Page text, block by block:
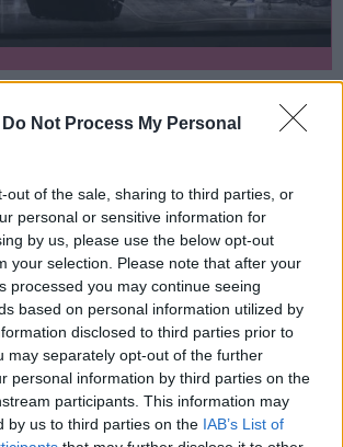
Do Not Process My Personal
out of the sale, sharing to third parties, or
personal or sensitive information for
by us, please use the below opt-out
your selection. Please note that after your
processed you may continue seeing
based on personal information utilized by
disclosed to third parties prior to
may separately opt-out of the further
personal information by third parties on the
participants. This information may
by us to third parties on the IAB’s List of
Intelvi appuntamento
degli anni ‘60 in musica